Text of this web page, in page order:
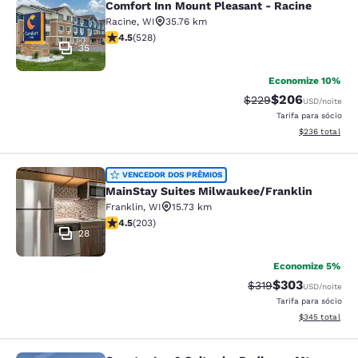
35
Comfort Inn Mount Pleasant - Racine
Racine, WI
35.76 km
classificação 4.54 estrelas. Excelente. 528 avaliações
4.5(528)
Economize 10%
Tarifa anterior
$229Tarifa com
$206USD/noite
Tarifa para sócio
Exibir
$236 total
MainStay Suites Milwaukee/
28
VENCEDOR DOS PRÊMIOS
MainStay Suites Milwaukee/Franklin
Franklin, WI
15.73 km
classificação 4.46 estrelas. Excelente. 203 avaliações
4.5(203)
Economize 5%
Tarifa anterior
$319Tarifa com
$303USD/noite
Tarifa para sócio
Exibir
$345 total